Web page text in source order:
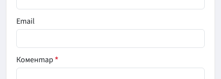
Email
Коментар*